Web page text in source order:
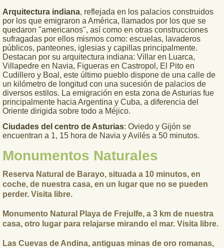
Arquitectura indiana, reflejada en los palacios construidos
por los que emigraron a América, llamados por los que se
quedaron "americanos", así como en otras construcciones
sufragadas por ellos mismos como: escuelas, lavaderos
públicos, panteones, iglesias y capillas principalmente.
Destacan por su arquitectura indiana: Villar en Luarca,
Villapedre en Navia, Figueras en Castropol, El Pito en
Cudillero y Boal, este último pueblo dispone de una calle de
un kilómetro de longitud con una sucesión de palacios de
diversos estilos. La emigración en esta zona de Asturias fue
principalmente hacia Argentina y Cuba, a diferencia del
Oriente dirigida sobre todo a Méjico.
Ciudades del centro de Asturias: Oviedo y Gijón se
encuentran a 1, 15 hora de Navia y Avilés a 50 minutos.
Monumentos Naturales
Reserva Natural de Barayo, situada a 10 minutos, en
coche, de nuestra casa, en un lugar que no se pueden
perder. Visita libre.
Monumento Natural Playa de Frejulfe, a 3 km de nuestra
casa, otro lugar para relajarse mirando el mar. Visita libre.
Las Cuevas de Andina, antiguas minas de oro romanas,